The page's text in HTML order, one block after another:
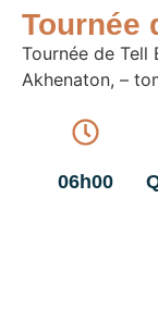
Tournée
Tournée de Tell
Akhenaton, –
06h00